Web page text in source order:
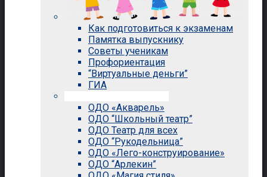
Как подготовиться к экзаменам
Памятка выпускнику
Советы ученикам
Профориентация
“Виртуальные деньги”
ГИА
ОДО «Акварель»
ОДО “Школьный театр”
ОДО Театр для всех
ОДО “Рукодельница”
ОДО «Лего-конструирование»
ОДО “Арлекин”